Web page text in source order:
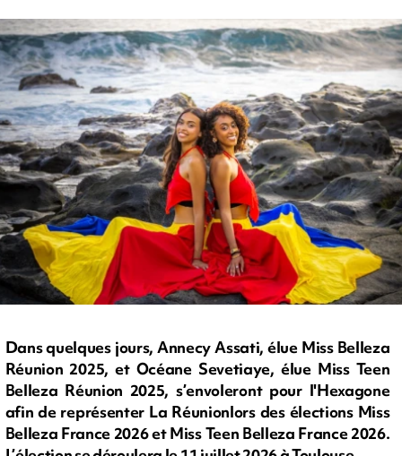
Dans quelques jours, Annecy Assati, élue Miss Belleza
Réunion 2025, et Océane Sevetiaye, élue Miss Teen
Belleza Réunion 2025, s’envoleront pour l'Hexagone
afin de représenter La Réunionlors des élections Miss
Belleza France 2026 et Miss Teen Belleza France 2026.